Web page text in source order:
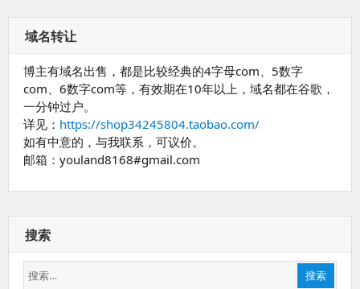
域名转让
博主有域名出售，都是比较经典的4字母com、5数字
com、6数字com等，有效期在10年以上，域名都在谷歌，
一分钟过户。
详见： https://shop34245804.taobao.com/
如有中意的，与我联系，可议价。
邮箱：youland8168#gmail.com
搜索
搜
搜索